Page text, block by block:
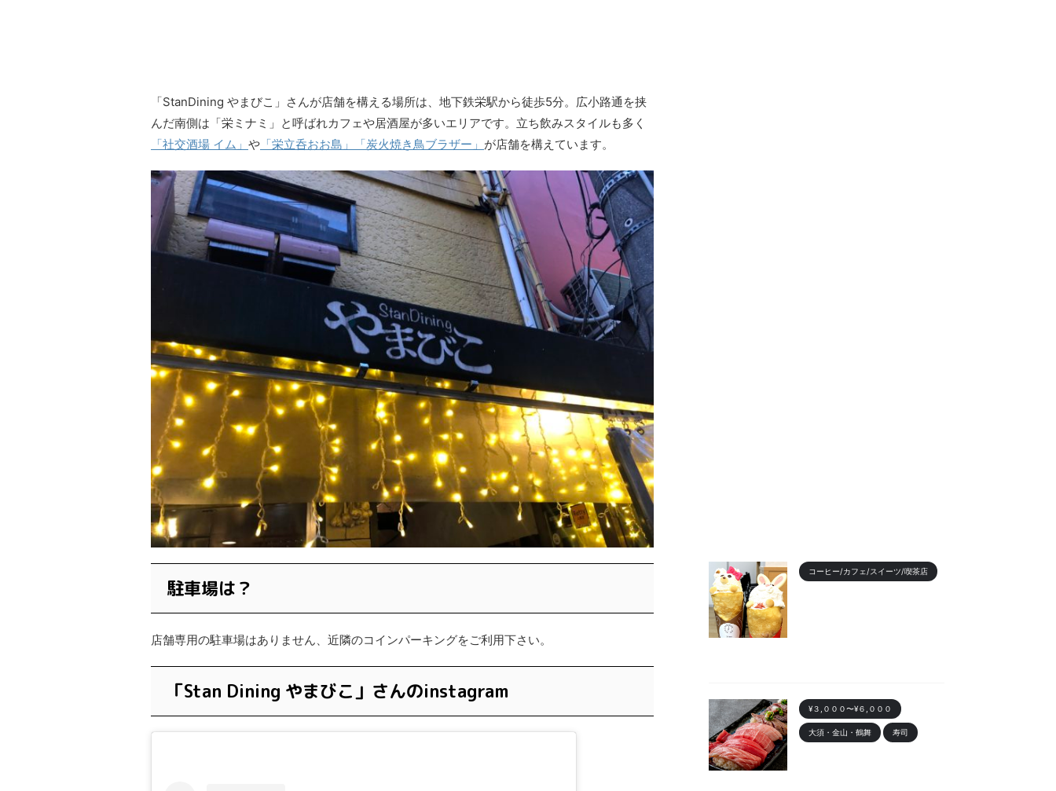
「StanDining やまびこ」さんが店舗を構える場所は、地下鉄栄駅から徒歩5分。広小路通を挟
んだ南側は「栄ミナミ」と呼ばれカフェや居酒屋が多いエリアです。立ち飲みスタイルも多く
「社交酒場 イム」 や 「栄立呑おお島」 「炭火焼き鳥ブラザー」 が店舗を構えています。
駐車場は？
店舗専用の駐車場はありません、近隣のコインパーキングをご利用下さい。
「Stan Dining やまびこ」さんのinstagram
コーヒー/カフェ/スイーツ/喫茶店
¥３,０００〜¥６,０００
大須・金山・鶴舞 寿司